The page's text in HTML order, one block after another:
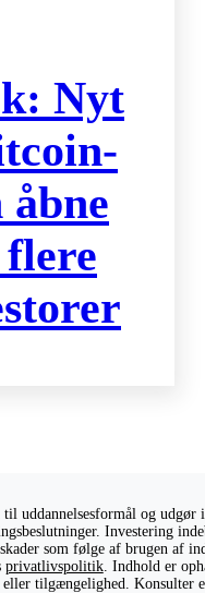
Nyt
uddannelsesformål og
Investering
som følge af brugen af
privatlivspolitik. Indhold er
tilgængelighed. Konsulter